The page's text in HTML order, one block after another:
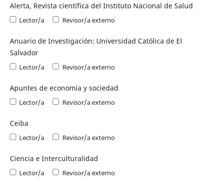
Alerta, Revista científica del Instituto Nacional de Salud
Lector/a Revisor/a externo
Anuario de Investigación: Universidad Católica de El
Salvador
Lector/a Revisor/a externo
Apuntes de economía y sociedad
Lector/a Revisor/a externo
Ceiba
Lector/a Revisor/a externo
Ciencia e Interculturalidad
Lector/a Revisor/a externo